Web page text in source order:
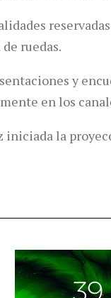
ruedas.
y
en los
iniciada la